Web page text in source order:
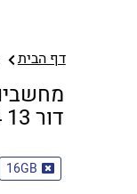
דף הבית
דור 13 Vivobook 14
16GB